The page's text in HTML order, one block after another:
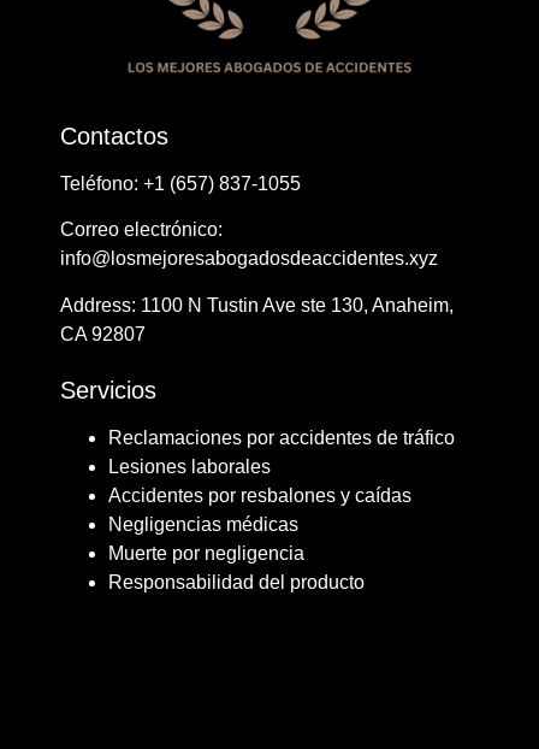
Contactos
Teléfono: ​+1 ​​(657) 837-1055
Correo electrónico:
info@losmejoresabogadosdeaccidentes.xyz
Address: ​​1100 N Tustin Ave ste 130, Anaheim,
CA 92807
Servicios
Reclamaciones por accidentes de tráfico
Lesiones laborales
Accidentes por resbalones y caídas
Negligencias médicas
Muerte por negligencia
Responsabilidad del producto